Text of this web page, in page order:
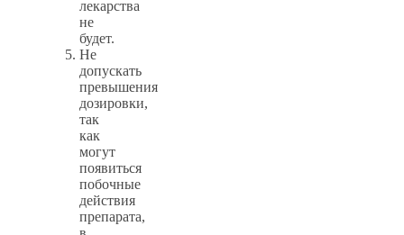
лекарства
не
будет.
Не
допускать
превышения
дозировки,
так
как
могут
появиться
побочные
действия
препарата,